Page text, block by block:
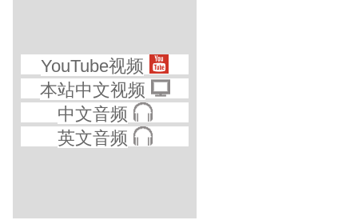
YouTube视频
本站中文视频
中文音频
英文音频